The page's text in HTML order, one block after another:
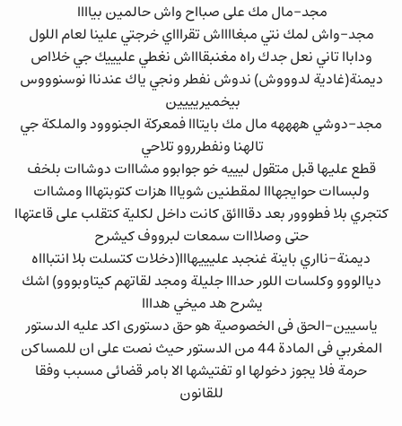
مجد-مال مك على صبااح واش حالمين بياااا
مجد-واش لمك نتي مبغااااش تقراااي خرجتي علينا لعام اللول
وداباا تاني نعل جدك راه مغنبقاااش نغطي عليييك جي خلااص
ديمنة(غادية لدوووش) ندوش نفطر ونجي ياك عندناا نوسنوووس
بيخميريييين
مجد-دوشي ههههه مال مك بايتااا فمعركة الجنووود والملكة جي
تالهنا ونفطرروو تلاحي
قطع عليها قبل متقول ليييه خو جوابوو مشااات دوشاات بلخف
ولبساات حوايجهااا لمقطنين شويااا هزات كتوبتهااا ومشاات
كتجري بلا فطووور بعد دقااائق كانت داخل لكلية كتقلب على قاعتهاا
حتى وصلااات سمعات لبرووف كيشرح
ديمنة-نااري باينة غنجبد عليييهااا(دخلات كتسلت بلا انتباااه
دياالووو وكلسات اللور حدااا جليلة ومجد لقاتهم كيتاوبووو) اشك
يشرح هد ميخي هدااا
ياسيين-الحق فى الخصوصية هو حق دستورى اكد عليه الدستور
المغربي فى المادة 44 من الدستور حيث نصت على ان للمساكن
حرمة فلا يجوز دخولها او تفتيشها الا بامر قضائى مسبب وفقا
للقانون